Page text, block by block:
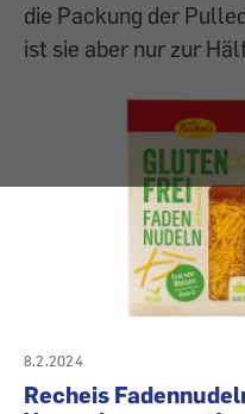
die Packung der
ist sie aber nur zur
8.2.2024
Recheis